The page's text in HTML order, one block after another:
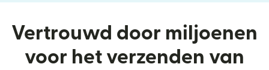
Vertrouwd door miljoenen
voor het verzenden van